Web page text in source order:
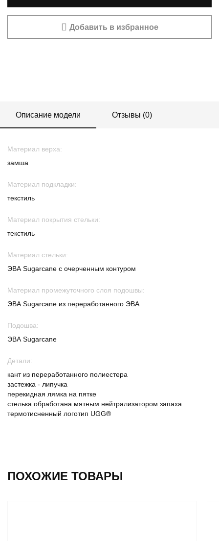
Добавить в избранное
Описание модели Отзывы (0)
Материал верха:
замша
Материал подкладки:
текстиль
Материал покрытия стельки:
текстиль
Материал стельки:
ЭВА Sugarcane с очерченным контуром
Материал промежуточного слоя подошвы:
ЭВА Sugarcane из переработанного ЭВА
Подошва:
ЭВА Sugarcane
Детали:
кант из переработанного полиестера
застежка - липучка
перекидная лямка на пятке
стелька обработана мятным нейтрализатором запаха
термотисненный логотип UGG®
ПОХОЖИЕ ТОВАРЫ